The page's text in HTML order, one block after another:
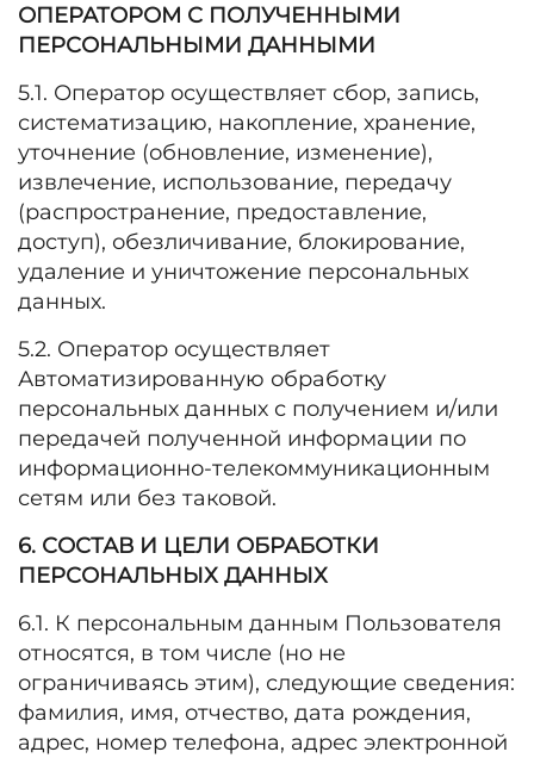
ОПЕРАТОРОМ С ПОЛУЧЕННЫМИ
ПЕРСОНАЛЬНЫМИ ДАННЫМИ
5.1. Оператор осуществляет сбор, запись,
систематизацию, накопление, хранение,
уточнение (обновление, изменение),
извлечение, использование, передачу
(распространение, предоставление,
доступ), обезличивание, блокирование,
удаление и уничтожение персональных
данных.
5.2. Оператор осуществляет
Автоматизированную обработку
персональных данных с получением и/или
передачей полученной информации по
информационно-телекоммуникационным
сетям или без таковой.
6. СОСТАВ И ЦЕЛИ ОБРАБОТКИ
ПЕРСОНАЛЬНЫХ ДАННЫХ
6.1. К персональным данным Пользователя
относятся, в том числе (но не
ограничиваясь этим), следующие сведения:
фамилия, имя, отчество, дата рождения,
адрес, номер телефона, адрес электронной